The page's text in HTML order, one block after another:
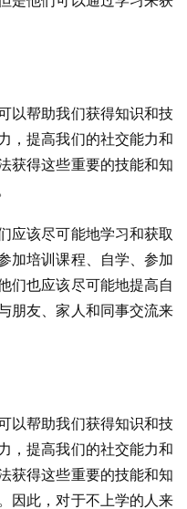
以帮助我们获得知识和技
，提高我们的社交能力和
获得这些重要的技能和知
应该尽可能地学习和获取
加培训课程、自学、参加
们也应该尽可能地提高自
朋友、家人和同事交流来
以帮助我们获得知识和技
，提高我们的社交能力和
获得这些重要的技能和知
因此，对于不上学的人来